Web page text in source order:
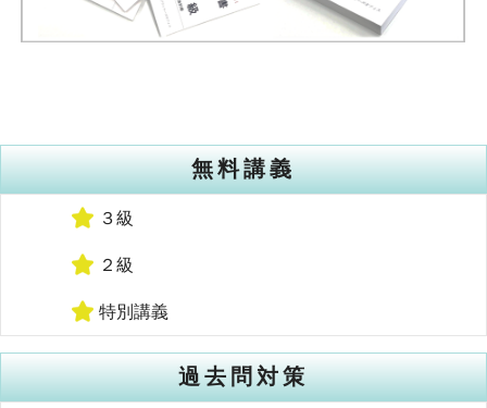
無料講義
３級
２級
特別講義
過去問対策